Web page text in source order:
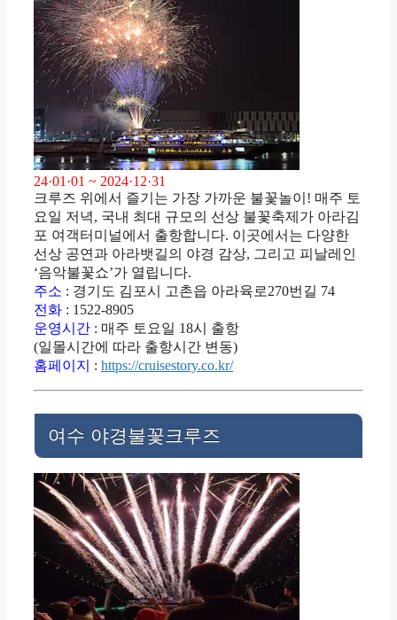
24·01·01 ~ 2024·12·31
크루즈 위에서 즐기는 가장 가까운 불꽃놀이! 매주 토
요일 저녁, 국내 최대 규모의 선상 불꽃축제가 아라김
포 여객터미널에서 출항합니다. 이곳에서는 다양한
선상 공연과 아라뱃길의 야경 감상, 그리고 피날레인
‘음악불꽃쇼’가 열립니다.
주소 : 경기도 김포시 고촌읍 아라육로270번길 74
전화 : 1522-8905
운영시간 : 매주 토요일 18시 출항
(일몰시간에 따라 출항시간 변동)
홈페이지
: https://cruisestory.co.kr/
여수 야경불꽃크루즈